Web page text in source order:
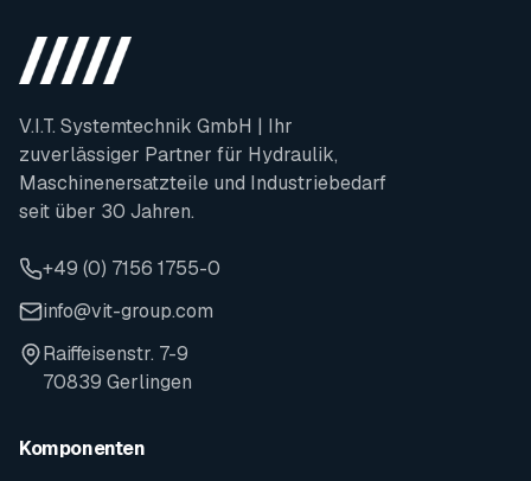
V.I.T. Systemtechnik GmbH | Ihr
zuverlässiger Partner für Hydraulik,
Maschinenersatzteile und Industriebedarf
seit über 30 Jahren.
+49 (0) 7156 1755-0
info@vit-group.com
Raiffeisenstr. 7-9
70839 Gerlingen
Komponenten